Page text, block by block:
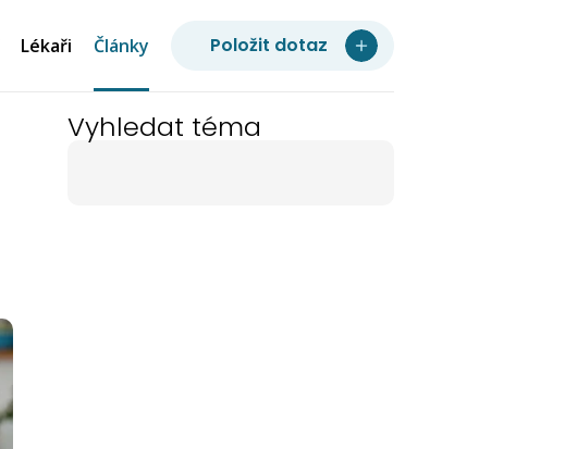
Lékaři Články Položit dotaz
Vyhledat téma